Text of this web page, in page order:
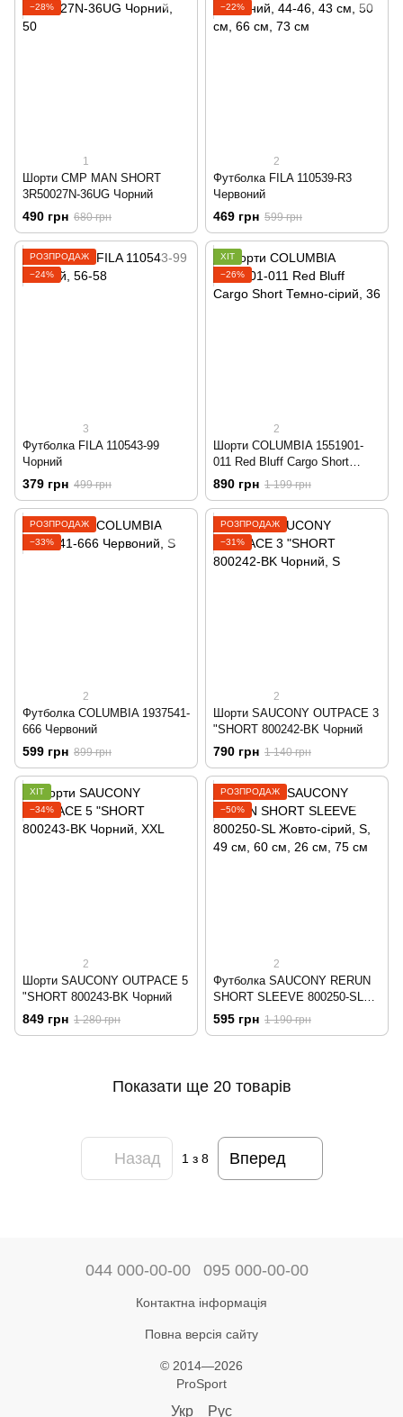
−28%
1
Шорти CMP MAN SHORT
3R50027N-36UG Чорний
490 грн 680 грн
−22%
2
Футболка FILA 110539-R3
Червоний
469 грн 599 грн
РОЗПРОДАЖ
−24%
3
Футболка FILA 110543-99
Чорний
379 грн 499 грн
ХІТ
−26%
2
Шорти COLUMBIA 1551901-
011 Red Bluff Cargo Short
Темно-сірий
890 грн 1 199 грн
РОЗПРОДАЖ
−33%
2
Футболка COLUMBIA 1937541-
666 Червоний
599 грн 899 грн
РОЗПРОДАЖ
−31%
2
Шорти SAUCONY OUTPACE 3
"SHORT 800242-BK Чорний
790 грн 1 140 грн
ХІТ
−34%
2
Шорти SAUCONY OUTPACE 5
"SHORT 800243-BK Чорний
849 грн 1 280 грн
РОЗПРОДАЖ
−50%
2
Футболка SAUCONY RERUN
SHORT SLEEVE 800250-SL
Жовто-сірий
595 грн 1 190 грн
Показати ще 20 товарів
Назад 1з 8 Вперед
044 000-00-00 095 000-00-00
Контактна інформація
Повна версія сайту
© 2014—2026
ProSport
Укр Рус